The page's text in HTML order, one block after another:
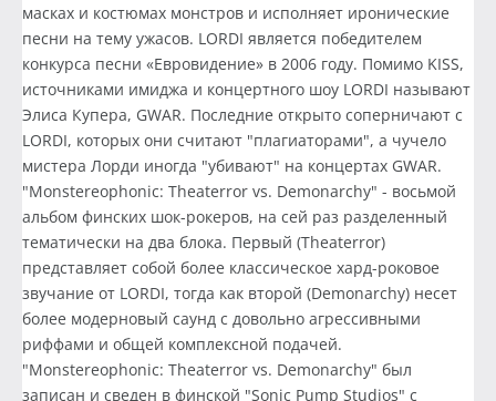
масках и костюмах монстров и исполняет иронические
песни на тему ужасов. LORDI является победителем
конкурса песни «Евровидение» в 2006 году. Помимо KISS,
источниками имиджа и концертного шоу LORDI называют
Элиса Купера, GWAR. Последние открыто соперничают с
LORDI, которых они считают "плагиаторами", а чучело
мистера Лорди иногда "убивают" на концертах GWAR.
"Monstereophonic: Theaterror vs. Demonarchy" - восьмой
альбом финских шок-рокеров, на сей раз разделенный
тематически на два блока. Первый (Theaterror)
представляет собой более классическое хард-роковое
звучание от LORDI, тогда как второй (Demonarchy) несет
более модерновый саунд с довольно агрессивными
риффами и общей комплексной подачей.
"Monstereophonic: Theaterror vs. Demonarchy" был
записан и сведен в финской "Sonic Pump Studios" с